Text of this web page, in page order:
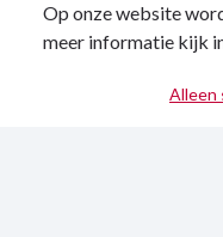
Publicatiedatum: 18-
Op onze website
meer informatie kijk
Alleen